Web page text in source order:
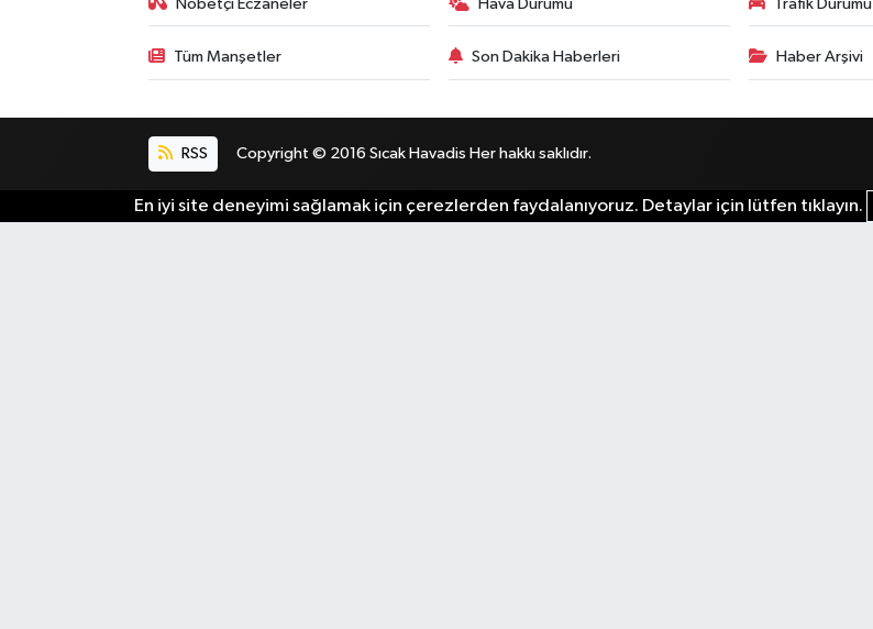
Nöbetçi Eczaneler Hava Durumu Trafik Durumu
Tüm Manşetler Son Dakika Haberleri Haber Arşivi
RSS Copyright © 2016 Sıcak Havadis Her hakkı saklıdır.
En iyi site deneyimi sağlamak için çerezlerden faydalanıyoruz. Detaylar için lütfen tıklayın.